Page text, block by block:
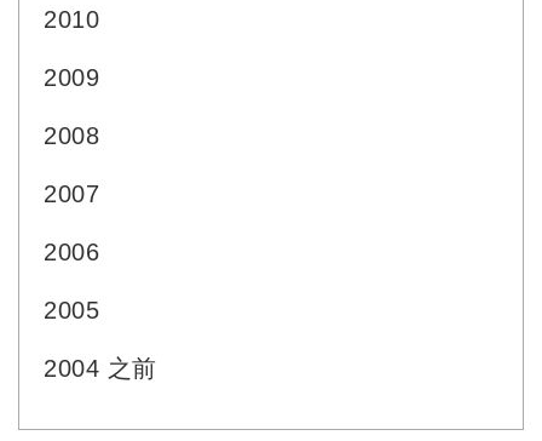
2010
2009
2008
2007
2006
2005
2004 之前